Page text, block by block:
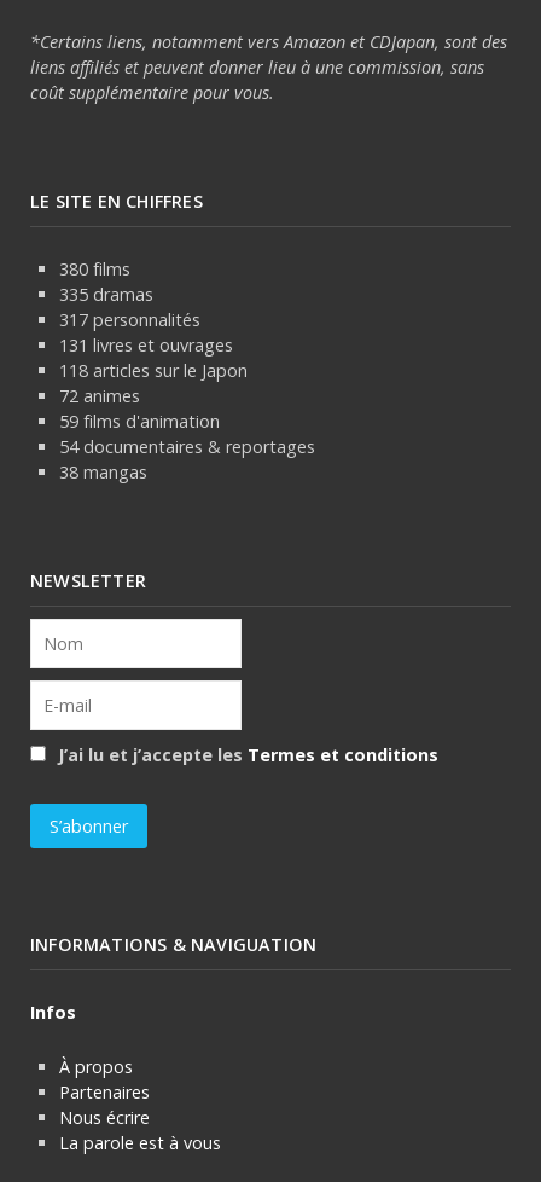
*Certains liens, notamment vers Amazon et CDJapan, sont des
liens affiliés et peuvent donner lieu à une commission, sans
coût supplémentaire pour vous.
LE SITE EN CHIFFRES
380 films
335 dramas
317 personnalités
131 livres et ouvrages
118 articles sur le Japon
72 animes
59 films d'animation
54 documentaires & reportages
38 mangas
NEWSLETTER
J’ai lu et j’accepte les Termes et conditions
INFORMATIONS & NAVIGUATION
Infos
À propos
Partenaires
Nous écrire
La parole est à vous